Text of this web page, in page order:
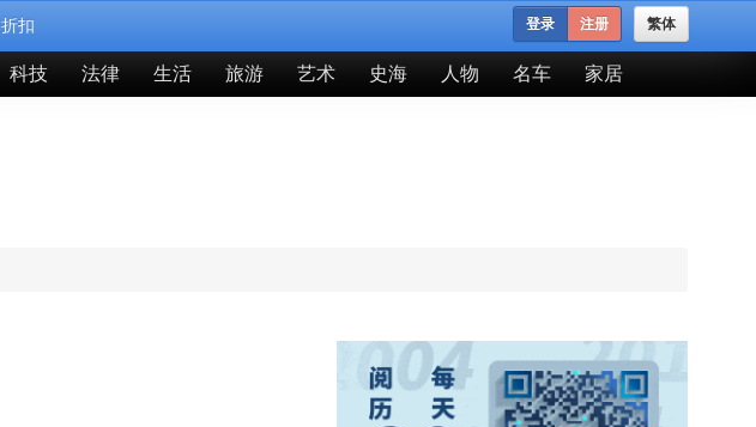
折扣 繁体
登录 注册
科技 法律 生活 旅游 艺术 史海 人物 名车 家居